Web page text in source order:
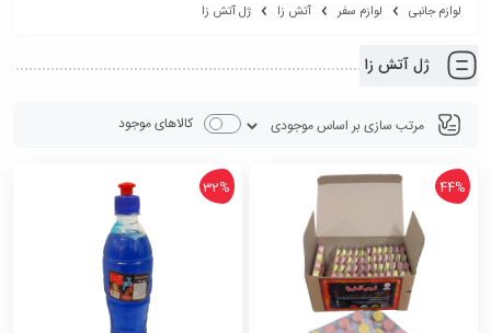
لوازم جانبی لوازم سفر آتش زا ژل آتش زا
ژل آتش زا
کالاهای موجود
44%
32%